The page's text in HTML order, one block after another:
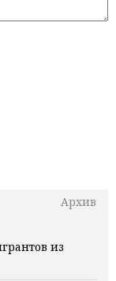
Архив
из